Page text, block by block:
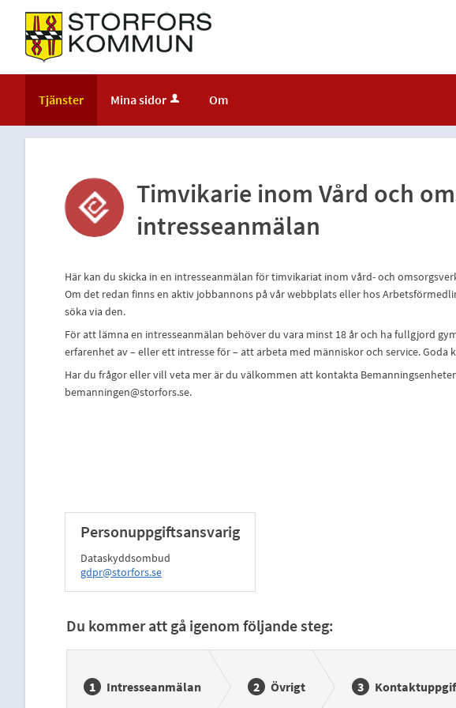
Tjänster Mina sidor Om
Timvikarie inom Vård och
intresseanmälan
Här kan du skicka in en intresseanmälan för timvikariat inom vård- och
Om det redan finns en aktiv jobbannons på vår webbplats eller hos
söka via den.
För att lämna en intresseanmälan behöver du vara minst 18 år och ha fullgjord
erfarenhet av – eller ett intresse för – att arbeta med människor och service. Goda
Har du frågor eller vill veta mer är du välkommen att kontakta
bemanningen@storfors.se.
Personuppgiftsansvarig
Dataskyddsombud
gdpr@storfors.se
Du kommer att gå igenom följande steg:
Intresseanmälan Övrigt